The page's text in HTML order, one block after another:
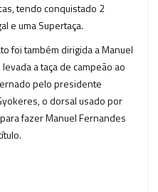
tendo conquistado 2
e uma Supertaça.
foi também dirigida a Manuel
a taça de campeão ao
pelo presidente
o dorsal usado por
fazer Manuel Fernandes